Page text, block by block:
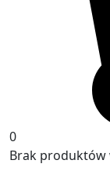
0
Brak produktów